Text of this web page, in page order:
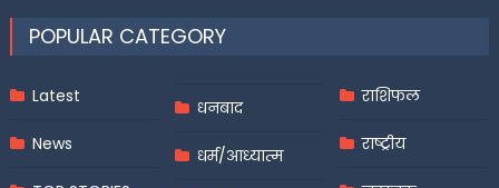
POPULAR CATEGORY
Latest
News
धनबाद
धर्म/आध्यात्म
राशिफल
राष्ट्रीय